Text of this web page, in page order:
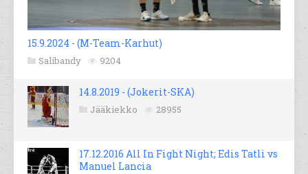
15.9.2024 - (M-Team-Karhut)
Salibandy 9204
14.8.2019 - (Jokerit-SKA)
Jääkiekko 28955
17.12.2016 All In Fight Night; Edis Tatli vs
Manuel Lancia